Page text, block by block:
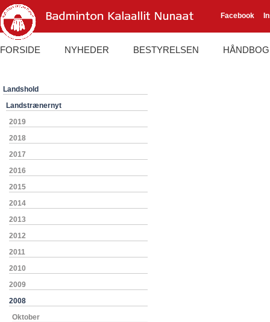
Facebook
FORSIDE NYHEDER BESTYRELSEN HÅNDBOG
Landshold
Landstrænernyt
2019
2018
2017
2016
2015
2014
2013
2012
2011
2010
2009
2008
Oktober